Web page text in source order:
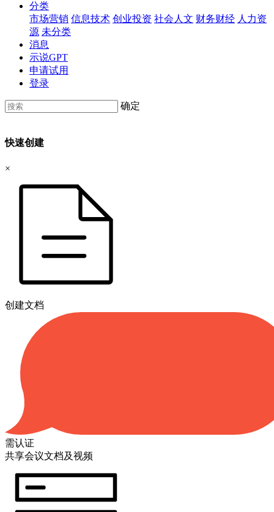
分类
市场营销 信息技术 创业投资 社会人文 财务财经 人力资
源 未分类
消息
示说GPT
申请试用
登录
确定
快速创建
×
创建文档
需认证
共享会议文档及视频